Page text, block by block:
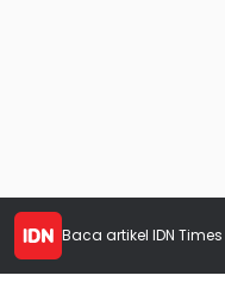
Baca artikel IDN Times